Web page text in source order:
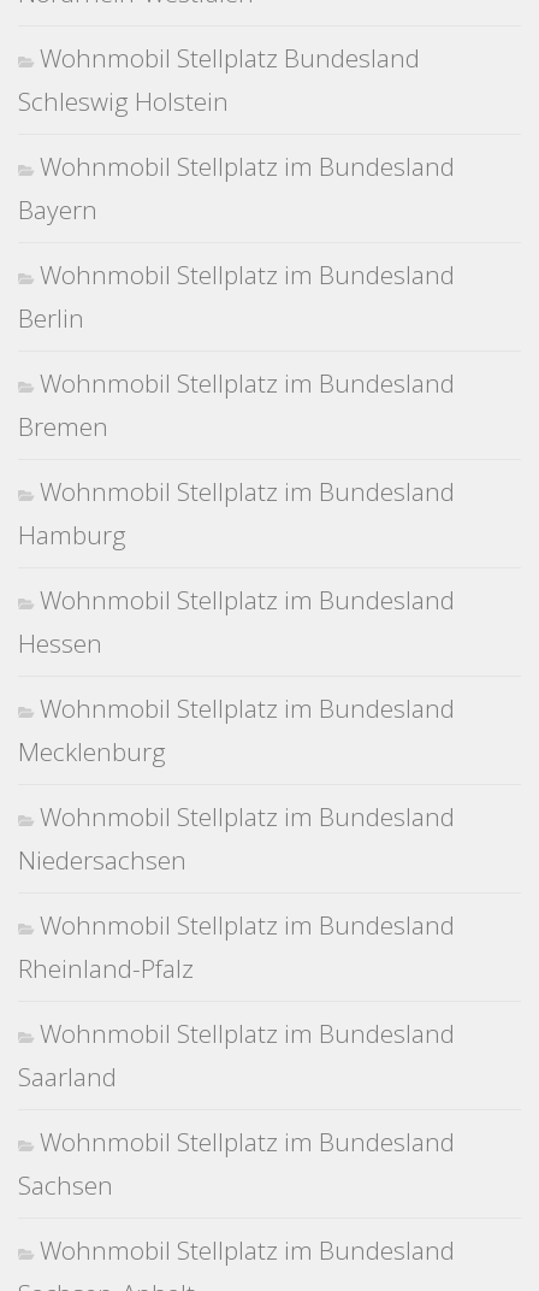
Wohnmobil Stellplatz Bundesland
Schleswig Holstein
Wohnmobil Stellplatz im Bundesland
Bayern
Wohnmobil Stellplatz im Bundesland
Berlin
Wohnmobil Stellplatz im Bundesland
Bremen
Wohnmobil Stellplatz im Bundesland
Hamburg
Wohnmobil Stellplatz im Bundesland
Hessen
Wohnmobil Stellplatz im Bundesland
Mecklenburg
Wohnmobil Stellplatz im Bundesland
Niedersachsen
Wohnmobil Stellplatz im Bundesland
Rheinland-Pfalz
Wohnmobil Stellplatz im Bundesland
Saarland
Wohnmobil Stellplatz im Bundesland
Sachsen
Wohnmobil Stellplatz im Bundesland